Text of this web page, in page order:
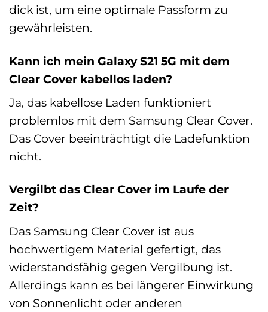
dick ist, um eine optimale Passform zu
gewährleisten.
Kann ich mein Galaxy S21 5G mit dem
Clear Cover kabellos laden?
Ja, das kabellose Laden funktioniert
problemlos mit dem Samsung Clear Cover.
Das Cover beeinträchtigt die Ladefunktion
nicht.
Vergilbt das Clear Cover im Laufe der
Zeit?
Das Samsung Clear Cover ist aus
hochwertigem Material gefertigt, das
widerstandsfähig gegen Vergilbung ist.
Allerdings kann es bei längerer Einwirkung
von Sonnenlicht oder anderen